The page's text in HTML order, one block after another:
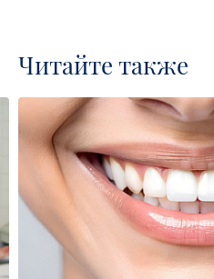
Читайте также